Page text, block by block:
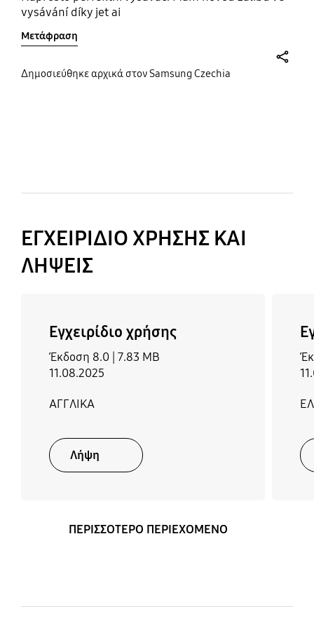
vysávání díky jet ai
Μετάφραση
Δημοσιεύθηκε αρχικά στον Samsung Czechia
ΕΓΧΕΙΡΙΔΙΟ ΧΡΗΣΗΣ ΚΑΙ
ΛΗΨΕΙΣ
Εγχειρίδιο χρήσης
Έκδοση 8.0 | 7.83 MB
11.08.2025
ΑΓΓΛΙΚΑ
Λήψη
ΠΕΡΙΣΣΟΤΕΡΟ ΠΕΡΙΕΧΟΜΕΝΟ